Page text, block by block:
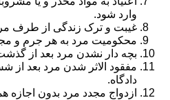
وارد شود.
غیبت و ترک زندگی از طرف
محکومیت مرد به هر جرم و
بچه دار نشدن مرد بعد از
مفقود الاثر شدن مرد بعد از
دادگاه.
ازدواج مجدد مرد بدون اجازه